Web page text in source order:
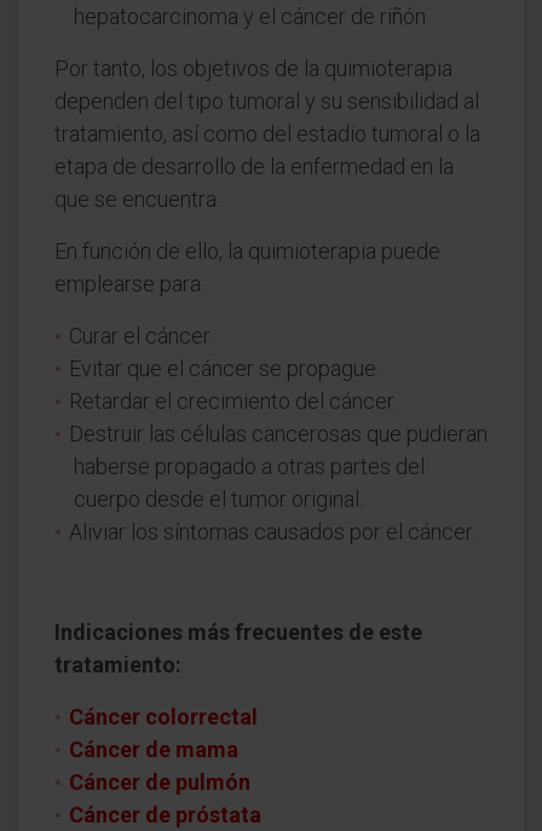
hepatocarcinoma y el cáncer de riñón.
Por tanto, los objetivos de la quimioterapia
dependen del tipo tumoral y su sensibilidad al
tratamiento, así como del estadio tumoral o la
etapa de desarrollo de la enfermedad en la
que se encuentra.
En función de ello, la quimioterapia puede
emplearse para:
Curar el cáncer.
Evitar que el cáncer se propague.
Retardar el crecimiento del cáncer.
Destruir las células cancerosas que pudieran
haberse propagado a otras partes del
cuerpo desde el tumor original.
Aliviar los síntomas causados por el cáncer.
Indicaciones más frecuentes de este
tratamiento:
Cáncer colorrectal
Cáncer de mama
Cáncer de pulmón
Cáncer de próstata